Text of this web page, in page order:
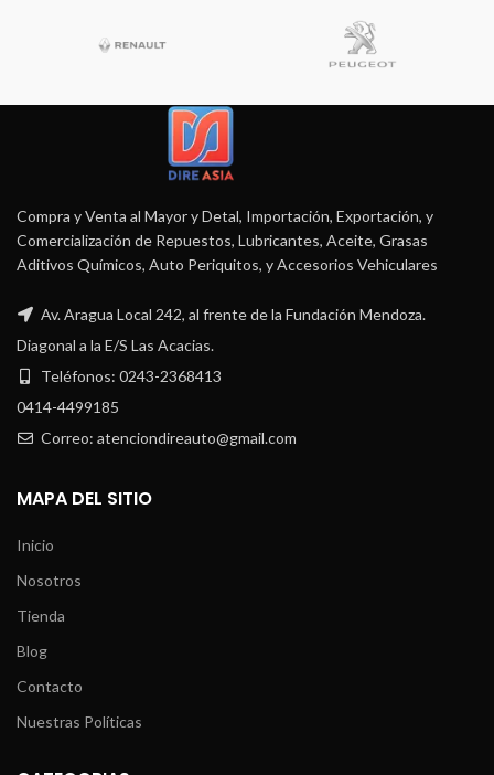
Compra y Venta al Mayor y Detal, Importación, Exportación, y
Comercialización de Repuestos, Lubricantes, Aceite, Grasas
Aditivos Químicos, Auto Periquitos, y Accesorios Vehiculares
Av. Aragua Local 242, al frente de la Fundación Mendoza.
Diagonal a la E/S Las Acacias.
Teléfonos: 0243-2368413
0414-4499185
Correo: atenciondireauto@gmail.com
MAPA DEL SITIO
Inicio
Nosotros
Tienda
Blog
Contacto
Nuestras Políticas